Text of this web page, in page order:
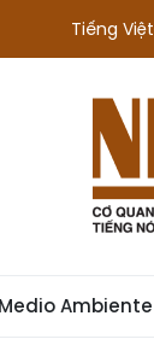
Tiếng Việt
Ambiente